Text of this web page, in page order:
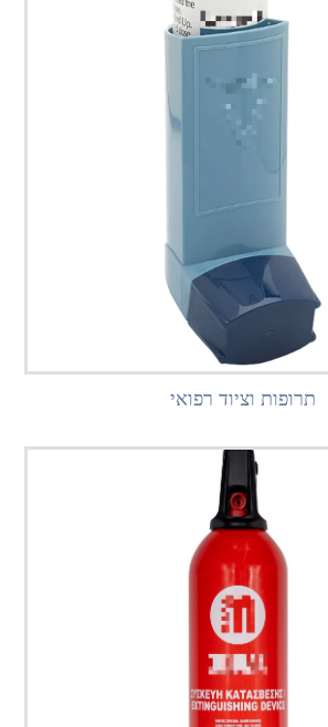
תרופות וציוד רפואי